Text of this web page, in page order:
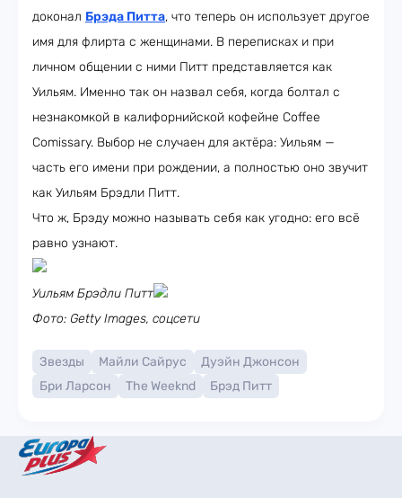
доконал Брэда Питта, что теперь он использует другое
имя для флирта с женщинами. В переписках и при
личном общении с ними Питт представляется как
Уильям. Именно так он назвал себя, когда болтал с
незнакомкой в калифорнийской кофейне Coffee
Comissary. Выбор не случаен для актёра: Уильям —
часть его имени при рождении, а полностью оно звучит
как Уильям Брэдли Питт.
Что ж, Брэду можно называть себя как угодно: его всё
равно узнают.
Уильям Брэдли Питт
Фото: Getty Images, соцсети
Звезды Майли Сайрус
Дуэйн Джонсон
Бри Ларсон
The Weeknd Брэд Питт